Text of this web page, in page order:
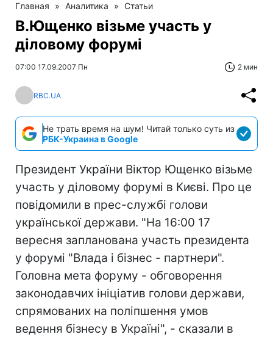
Главная » Аналитика » Статьи
В.Ющенко візьме участь у
діловому форумі
07:00 17.09.2007 Пн 2 мин
RBC.UA
Не трать время на шум! Читай только суть из
РБК-Украина в Google
Президент України Віктор Ющенко візьме
участь у діловому форумі в Києві. Про це
повідомили в прес-службі голови
української держави. "На 16:00 17
вересня запланована участь президента
у форумі "Влада і бізнес - партнери".
Головна мета форуму - обговорення
законодавчих ініціатив голови держави,
спрямованих на поліпшення умов
ведення бізнесу в Україні", - сказали в